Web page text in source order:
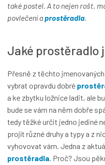
také postel. A to nejen rošt,
povlečení aprostěradla
Jaké prostěradlo
Přesně z těchto
vybrat opravdu dobré
a ke zbytku ložnice ladit, ale
bude se vám na něm dobře
tedy těžké určit jedno jediné
projít různé druhy a typy a z
vyhovovat vám. Jedna z
prostěradla. Proč? Jsou